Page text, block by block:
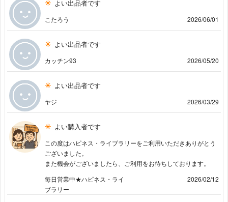
よい出品者です
こたろう 2026/06/01
よい出品者です
カッチン93 2026/05/20
よい出品者です
ヤジ 2026/03/29
よい購入者です
この度はハピネス・ライブラリーをご利用いただきありがとう
ございました。
また機会がございましたら、ご利用をお待ちしております。
毎日営業中★ハピネス・ライ
ブラリー
2026/02/12